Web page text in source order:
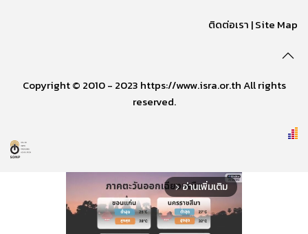
ติดต่อเรา |Site Map
Copyright © 2010 - 2023 https://www.isra.or.th All rights
reserved.
arrow_forward_ios อ่านเพิ่มเติม